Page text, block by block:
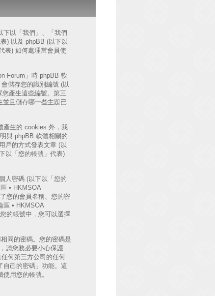
下以「我們」、「我們
) 以及 phpBB (以下以
表) 如何處理當會員使
Forum」時 phpBB 軟
儲存您的識別編號 (以
產生這些編號。第三
且儲存哪一些主題已
產生的 cookies 外，我
與 phpBB 軟體相關的
戶的方式發表文章 (以
以「您的帳號」代表)
人密碼 (以下以「您的
• HKMSOA
您的會員名稱、您的密
區 • HKMSOA
的帳號中，您可以選擇
同的密碼。您的密碼是
請您務必要小心保護
何第三方公司的任何
自己的密碼」功能。這
用您的帳號。